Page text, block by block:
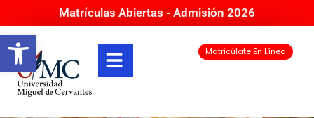
Abrir barra de herramientas
Matrículas Abiertas - Admisión 2026
Matricúlate En Línea